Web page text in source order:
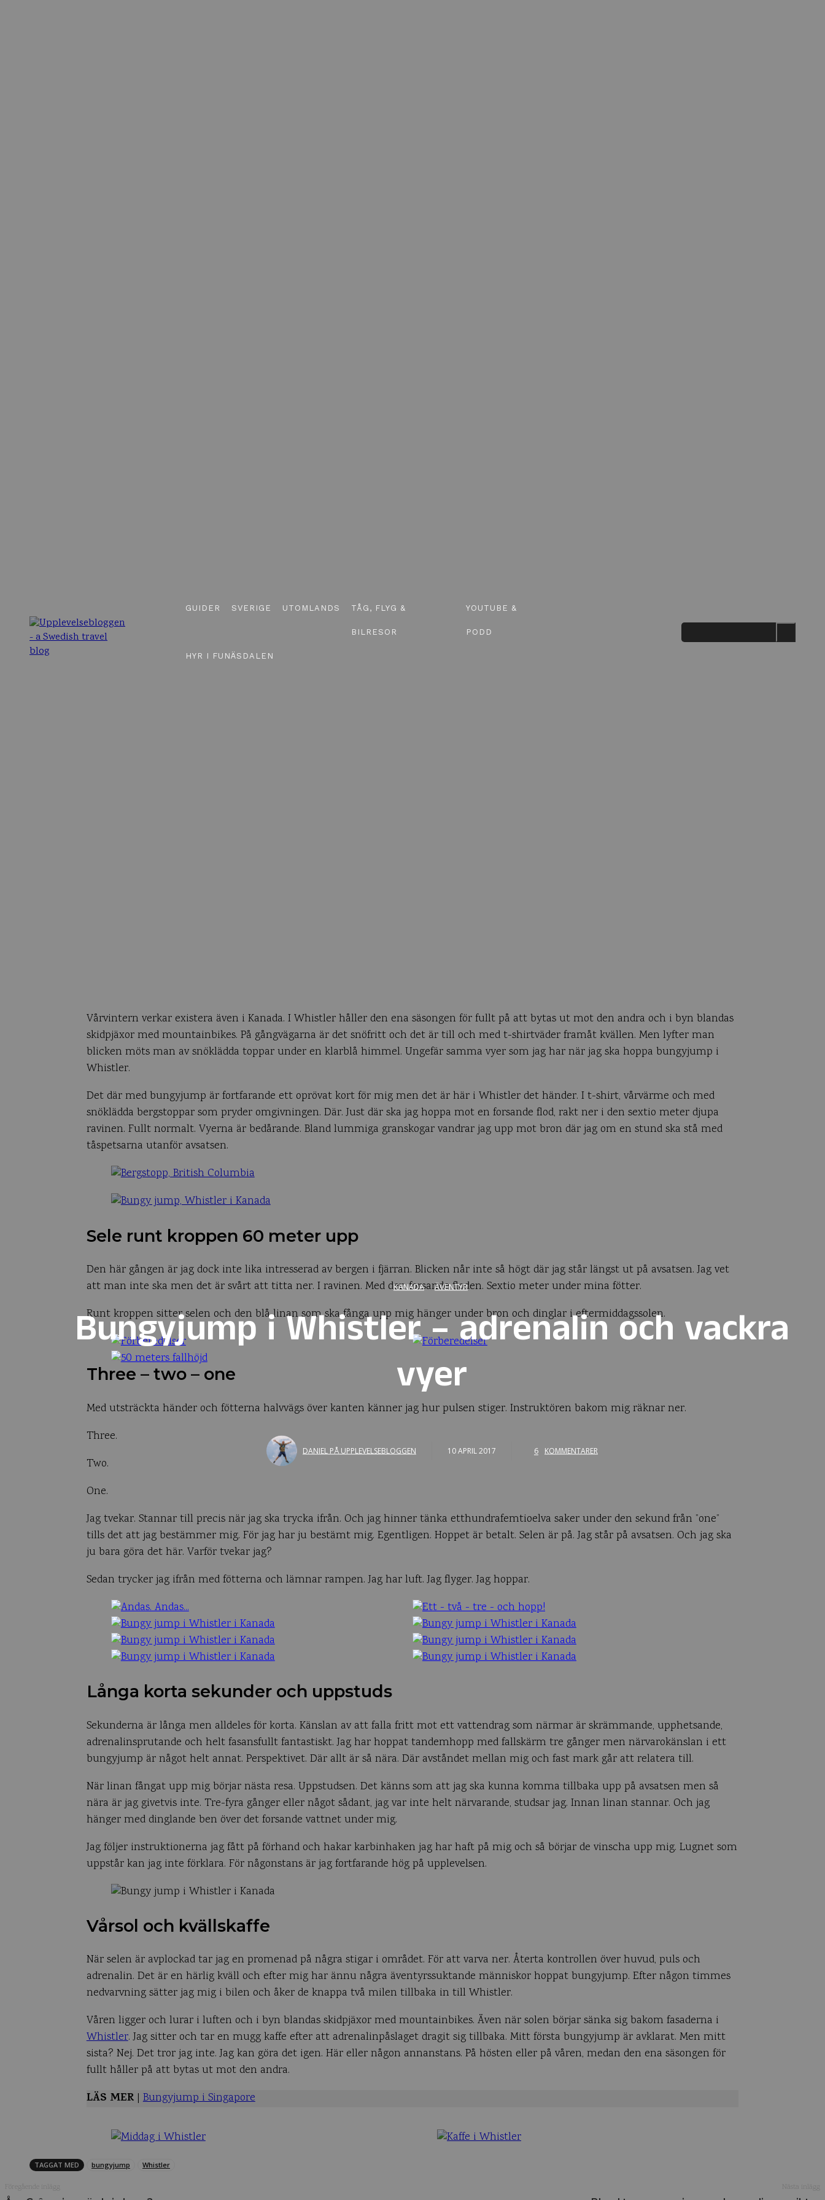
GUIDER SVERIGE UTOMLANDS TÅG, FLYG &
BILRESOR
YOUTUBE &
PODD
HYR I FUNÄSDALEN
KANADA ÄVENTYR
Bungyjump i Whistler – adrenalin och vackra
vyer
DANIEL PÅ UPPLEVELSEBLOGGEN 10 APRIL 2017 6 KOMMENTARER
Vårvintern verkar existera även i Kanada. I Whistler håller den ena säsongen för fullt på att bytas ut mot den andra och i byn blandas
skidpjäxor med mountainbikes. På gångvägarna är det snöfritt och det är till och med t-shirtväder framåt kvällen. Men lyfter man
blicken möts man av snöklädda toppar under en klarblå himmel. Ungefär samma vyer som jag har när jag ska hoppa bungyjump i
Whistler.
Det där med bungyjump är fortfarande ett oprövat kort för mig men det är här i Whistler det händer. I t-shirt, vårvärme och med
snöklädda bergstoppar som pryder omgivningen. Där. Just där ska jag hoppa mot en forsande flod, rakt ner i den sextio meter djupa
ravinen. Fullt normalt. Vyerna är bedårande. Bland lummiga granskogar vandrar jag upp mot bron där jag om en stund ska stå med
tåspetsarna utanför avsatsen.
Sele runt kroppen 60 meter upp
Den här gången är jag dock inte lika intresserad av bergen i fjärran. Blicken når inte så högt där jag står längst ut på avsatsen. Jag vet
att man inte ska men det är svårt att titta ner. I ravinen. Med den forsande floden. Sextio meter under mina fötter.
Runt kroppen sitter selen och den blå linan som ska fånga upp mig hänger under bron och dinglar i eftermiddagssolen.
Three – two – one
Med utsträckta händer och fötterna halvvägs över kanten känner jag hur pulsen stiger. Instruktören bakom mig räknar ner.
Three.
Two.
One.
Jag tvekar. Stannar till precis när jag ska trycka ifrån. Och jag hinner tänka etthundrafemtioelva saker under den sekund från ”one”
tills det att jag bestämmer mig. För jag har ju bestämt mig. Egentligen. Hoppet är betalt. Selen är på. Jag står på avsatsen. Och jag ska
ju bara göra det här. Varför tvekar jag?
Sedan trycker jag ifrån med fötterna och lämnar rampen. Jag har luft. Jag flyger. Jag hoppar.
Långa korta sekunder och uppstuds
Sekunderna är långa men alldeles för korta. Känslan av att falla fritt mot ett vattendrag som närmar är skrämmande, upphetsande,
adrenalinsprutande och helt fasansfullt fantastiskt. Jag har hoppat tandemhopp med fallskärm tre gånger men närvarokänslan i ett
bungyjump är något helt annat. Perspektivet. Där allt är så nära. Där avståndet mellan mig och fast mark går att relatera till.
När linan fångat upp mig börjar nästa resa. Uppstudsen. Det känns som att jag ska kunna komma tillbaka upp på avsatsen men så
nära är jag givetvis inte. Tre-fyra gånger eller något sådant, jag var inte helt närvarande, studsar jag. Innan linan stannar. Och jag
hänger med dinglande ben över det forsande vattnet under mig.
Jag följer instruktionerna jag fått på förhand och hakar karbinhaken jag har haft på mig och så börjar de vinscha upp mig. Lugnet som
uppstår kan jag inte förklara. För någonstans är jag fortfarande hög på upplevelsen.
Vårsol och kvällskaffe
När selen är avplockad tar jag en promenad på några stigar i området. För att varva ner. Återta kontrollen över huvud, puls och
adrenalin. Det är en härlig kväll och efter mig har ännu några äventyrssuktande människor hoppat bungyjump. Efter någon timmes
nedvarvning sätter jag mig i bilen och åker de knappa två milen tillbaka in till Whistler.
Våren ligger och lurar i luften och i byn blandas skidpjäxor med mountainbikes. Även när solen börjar sänka sig bakom fasaderna i
Whistler. Jag sitter och tar en mugg kaffe efter att adrenalinpåslaget dragit sig tillbaka. Mitt första bungyjump är avklarat. Men mitt
sista? Nej. Det tror jag inte. Jag kan göra det igen. Här eller någon annanstans. På hösten eller på våren, medan den ena säsongen för
fullt håller på att bytas ut mot den andra.
LÄS MER|Bungyjump i Singapore
TAGGAT MED bungyjump Whistler